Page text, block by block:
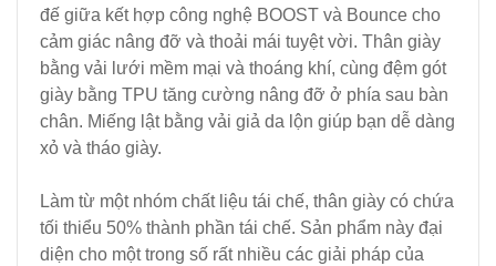
đế giữa kết hợp công nghệ BOOST và Bounce cho
cảm giác nâng đỡ và thoải mái tuyệt vời. Thân giày
bằng vải lưới mềm mại và thoáng khí, cùng đệm gót
giày bằng TPU tăng cường nâng đỡ ở phía sau bàn
chân. Miếng lật bằng vải giả da lộn giúp bạn dễ dàng
xỏ và tháo giày.
Làm từ một nhóm chất liệu tái chế, thân giày có chứa
tối thiểu 50% thành phần tái chế. Sản phẩm này đại
diện cho một trong số rất nhiều các giải pháp của